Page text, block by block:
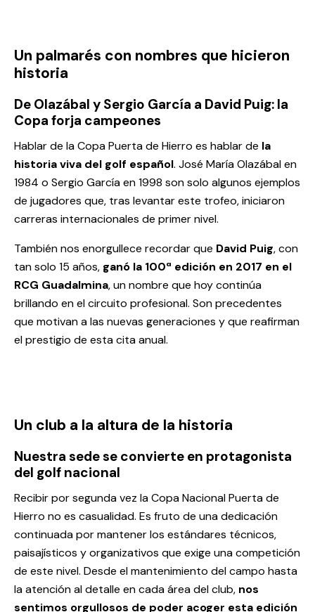
Un palmarés con nombres que hicieron
historia
De Olazábal y Sergio García a David Puig: la
Copa forja campeones
Hablar de la Copa Puerta de Hierro es hablar de la
historia viva del golf español. José María Olazábal en
1984 o Sergio García en 1998 son solo algunos ejemplos
de jugadores que, tras levantar este trofeo, iniciaron
carreras internacionales de primer nivel.
También nos enorgullece recordar que David Puig, con
tan solo 15 años, ganó la 100ª edición en 2017 en el
RCG Guadalmina, un nombre que hoy continúa
brillando en el circuito profesional. Son precedentes
que motivan a las nuevas generaciones y que reafirman
el prestigio de esta cita anual.
Un club a la altura de la historia
Nuestra sede se convierte en protagonista
del golf nacional
Recibir por segunda vez la Copa Nacional Puerta de
Hierro no es casualidad. Es fruto de una dedicación
continuada por mantener los estándares técnicos,
paisajísticos y organizativos que exige una competición
de este nivel. Desde el mantenimiento del campo hasta
la atención al detalle en cada área del club, nos
sentimos orgullosos de poder acoger esta edición